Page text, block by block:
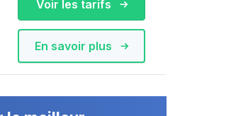
En savoir plus
Voir les tarifs